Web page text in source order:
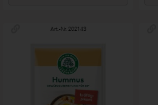
Art.-Nr. 202143